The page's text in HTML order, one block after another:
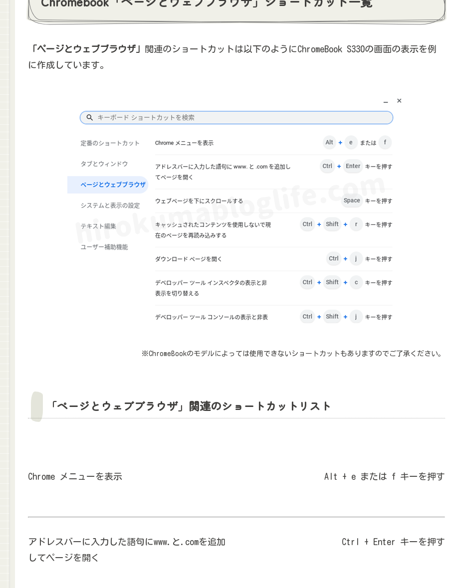
「ページとウェブブラウザ」
関連のショートカットは以下のようにChromeBook S330の画面の表示を例
に作成しています。
※ChromeBookのモデルによっては使用できないショートカットもありますのでご了承ください。
「ページとウェブブラウザ」関連のショートカットリスト
Chrome メニューを表示 Alt + e または f キーを押す
アドレスバーに入力した語句にwww.と.comを追加
してページを開く
Ctrl + Enter キーを押す